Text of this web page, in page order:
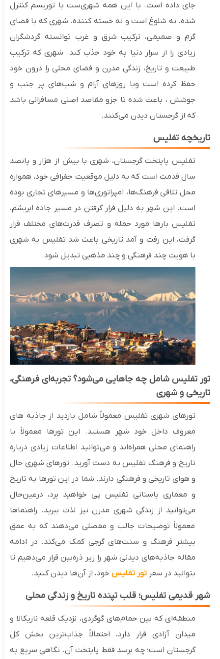
جای داده است. با این همه شهری‌ست با توریسم کنترل
شده. نه شلوغ است و نه خسته کننده. شهری که با فضای
گرم و صمیمی، ترکیب شرق و غرب توانسته گردشگران
زیادی را از سرار دنیا به خود جذب کند. شهری که ترکیب
طبیعت و تاریخ، زندگی مدرن و فضای محلی را درون خود
حفظ کرده است وبا روزهای آرام و شب‌های پر جنب و
جوشش ، باعث شده تا جزو مقاصد اصلی مسافرانی باشد
که از گرجستان دیدن می‌کنند.
تاریخچه تفلیس
تفلیس پایتخت گرجستان، شهری با بیش از هزار و پانصد
سال قدمت است که به دلیل موقعیت جغرافی خود، همواره
محل تلاقی فرهنگ‌ها، امپراتوری‌ها و مسیرهای تجاری بوده
است. این شهر به دلیلقرار گرفتن در مسیر جاده ابریشم،
تفلیس بارها مورد حمله و تصرف قدرت‌های مختلف قرار
گرفت، این رفت ‌و آمد تاریخی باعث شد تفلیس به شهری
با هویت چند فرهنگی و چند مذهبی تبدیل شود.
تور تفلیس شامل چه جاهایی می‌شود؟ تجربه‌ای فرهنگی،
تاریخی و شهری
تورهای شهری تفلیس معمولاً شامل بازدید از جاذبه ‌های
معروف داخل خود شهر هستند. این تورها معمولاً با
راهنمای محلی همراه‌اند و می‌توانید اطلاعات زیادی درباره
تاریخ و فرهنگ تفلیس به دست آورید. تورهای شهری حال‌
و هوای تاریخی و فرهنگی دارند. شما در این تورها به تاریخ
و معماری باستانی تفلیس پی خواهید برد، درعین‌حال
می‌توانید از زندگی شهری مدرن نیز لذت ببرید. راهنماها
معمولاً توضیحات جالب و مفصلی می‌دهند که به عمق
بیشتر فرهنگ و سنت‌های گرجی کمک می‌کند. در ادامه
مقاله جاذبه‌های دیدنی شهر را زیر ذره‌بین قرار می‌دهیم تا
بتوانید در سفر تور تفلیس خود، از آن‌ها دیدن کنید.
شهر قدیمی تفلیس؛ قلب تپنده تاریخ و زندگی محلی
منطقه‌ای که بین حمام‌های گوگردی، نزدیک قلعه ناریکالا و
میدان آزادی قرار دارد، احتمالاً جذاب‌ترین بخش کل
گرجستان است؛ چه برسد فقط پایتخت آن. نگاهی سریع به